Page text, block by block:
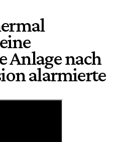
Anlage nach
alarmierte